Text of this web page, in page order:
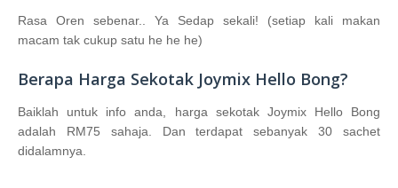
Rasa Oren sebenar.. Ya Sedap sekali! (setiap kali makan
macam tak cukup satu he he he)
Berapa Harga Sekotak Joymix Hello Bong?
Baiklah untuk info anda, harga sekotak Joymix Hello Bong
adalah RM75 sahaja. Dan terdapat sebanyak 30 sachet
didalamnya.